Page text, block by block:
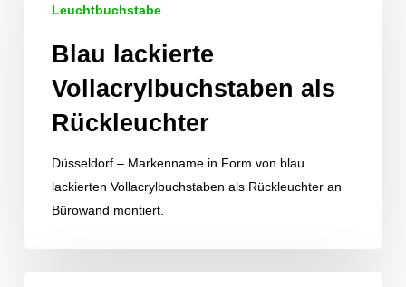
Vollacrylbuchstaben
Rückleuchter
Leuchtbuchstabe
Blau lackierte
Vollacrylbuchstaben als
Rückleuchter
Düsseldorf – Markenname in Form von blau
lackierten Vollacrylbuchstaben als Rückleuchter an
Bürowand montiert.